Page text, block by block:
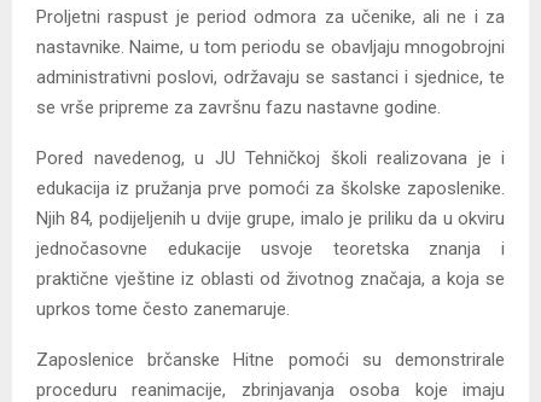
Proljetni raspust je period odmora za učenike, ali ne i za
nastavnike. Naime, u tom periodu se obavljaju mnogobrojni
administrativni poslovi, održavaju se sastanci i sjednice, te
se vrše pripreme za završnu fazu nastavne godine.
Pored navedenog, u JU Tehničkoj školi realizovana je i
edukacija iz pružanja prve pomoći za školske zaposlenike.
Njih 84, podijeljenih u dvije grupe, imalo je priliku da u okviru
jednočasovne edukacije usvoje teoretska znanja i
praktične vještine iz oblasti od životnog značaja, a koja se
uprkos tome često zanemaruje.
Zaposlenice brčanske Hitne pomoći su demonstrirale
proceduru reanimacije, zbrinjavanja osoba koje imaju